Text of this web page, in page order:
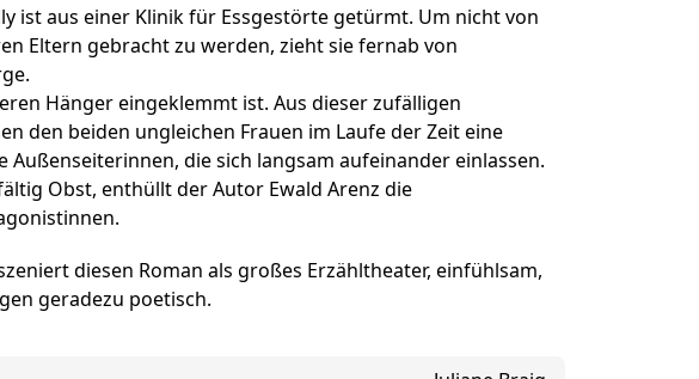
BAden ALsace Spielstätte im Europäischen Forum am Rhein
und Partner Theater BAden ALsace
ist aus einer Klinik für Essgestörte getürmt. Um nicht von
Eltern gebracht zu werden, zieht sie fernab von
Hänger eingeklemmt ist. Aus dieser zufälligen
den beiden ungleichen Frauen im Laufe der Zeit eine
Außenseiterinnen, die sich langsam aufeinander einlassen.
Obst, enthüllt der Autor Ewald Arenz die
diesen Roman als großes Erzähltheater, einfühlsam,
geradezu poetisch.